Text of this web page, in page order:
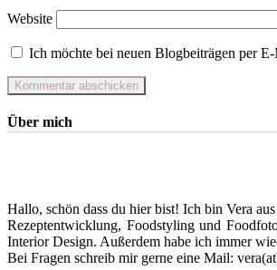
Website
Ich möchte bei neuen Blogbeiträgen per
Über mich
Hallo, schön dass du hier bist! Ich bin Vera
Rezeptentwicklung, Foodstyling und
Interior Design. Außerdem habe ich immer
Bei Fragen schreib mir gerne eine Mail: